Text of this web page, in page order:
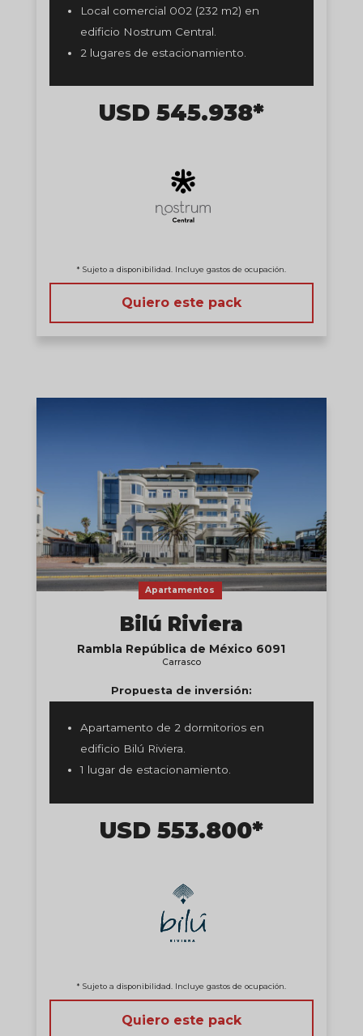
Local comercial 002 (232 m2) en
edificio Nostrum Central.
2 lugares de estacionamiento.
USD 545.938*
* Sujeto a disponibilidad. Incluye gastos de ocupación.
Quiero este pack
Apartamentos
Bilú Riviera
Rambla República de México 6091
Carrasco
Propuesta de inversión:
Apartamento de 2 dormitorios en
edificio Bilú Riviera.
1 lugar de estacionamiento.
USD 553.800*
* Sujeto a disponibilidad. Incluye gastos de ocupación.
Quiero este pack